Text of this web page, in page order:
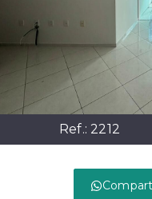
Ref.: 2212